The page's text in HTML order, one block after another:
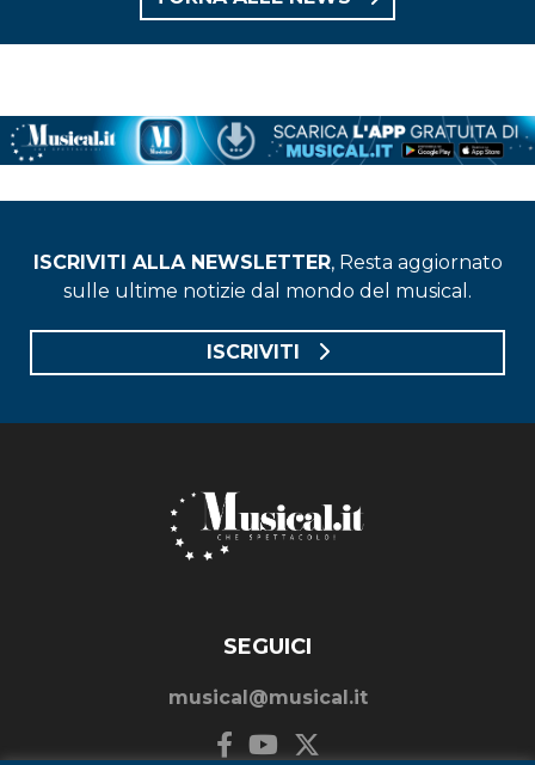
ISCRIVITI ALLA NEWSLETTER, Resta aggiornato
sulle ultime notizie dal mondo del musical.
ISCRIVITI
SEGUICI
musical@musical.it